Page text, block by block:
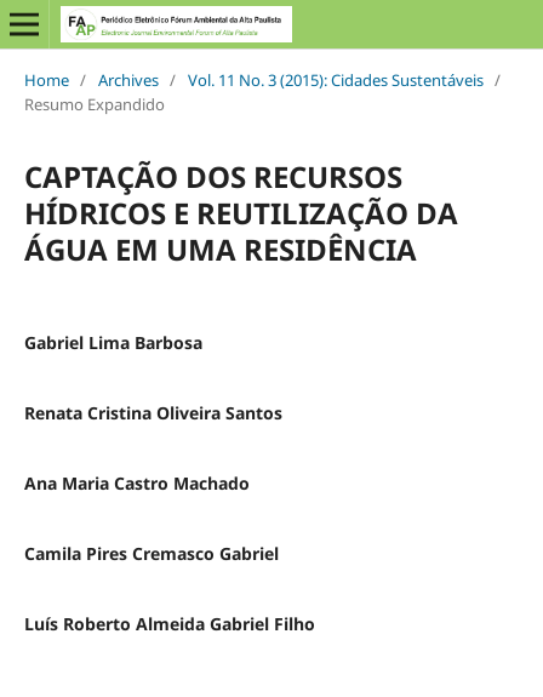
Home / Archives / Vol. 11 No. 3 (2015): Cidades Sustentáveis /
Resumo Expandido
CAPTAÇÃO DOS RECURSOS
HÍDRICOS E REUTILIZAÇÃO DA
ÁGUA EM UMA RESIDÊNCIA
Gabriel Lima Barbosa
Renata Cristina Oliveira Santos
Ana Maria Castro Machado
Camila Pires Cremasco Gabriel
Luís Roberto Almeida Gabriel Filho